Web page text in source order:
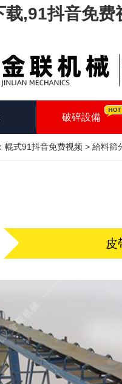
载,91抖音免
破碎設備
輥式91抖音免费视频 > 給料篩
皮